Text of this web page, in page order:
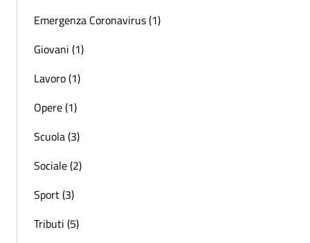
Emergenza Coronavirus (1)
Giovani (1)
Lavoro (1)
Opere (1)
Scuola (3)
Sociale (2)
Sport (3)
Tributi (5)